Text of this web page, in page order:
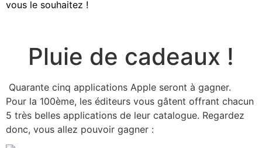
vous le souhaitez !
Pluie de cadeaux !
Quarante cinq applications Apple seront à gagner.
Pour la 100ème, les éditeurs vous gâtent offrant chacun
5 très belles applications de leur catalogue. Regardez
donc, vous allez pouvoir gagner :